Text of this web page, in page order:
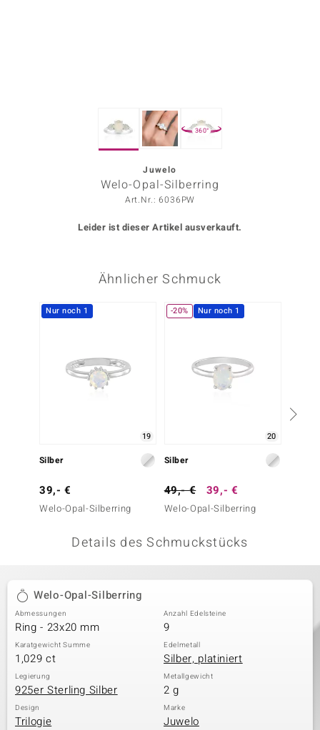
BY DE MELO
Classics
360°
Juwelo
Welo-Opal-Silberring
Art.Nr.: 6036PW
Leider ist dieser Artikel ausverkauft.
Ähnlicher Schmuck
Nur noch 1
19
Silber
39,- €
Welo-Opal-Silberring
-20% Nur noch 1
20
Silber
49,- € 39,- €
Welo-Opal-Silberring
Details des Schmuckstücks
Welo-Opal-Silberring
Abmessungen
Ring - 23x20 mm
Anzahl Edelsteine
9
Karatgewicht Summe
1,029 ct
Edelmetall
Silber, platiniert
Legierung
925er Sterling Silber
Metallgewicht
2 g
Design
Trilogie
Marke
Juwelo